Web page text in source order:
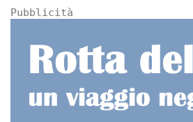
Pubblicità